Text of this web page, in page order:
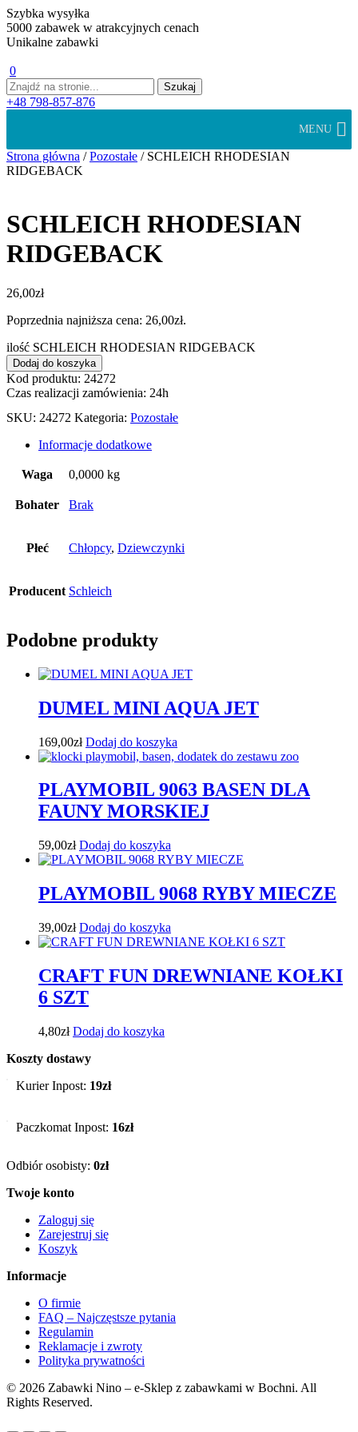
Szybka wysyłka
5000 zabawek w atrakcyjnych cenach
Unikalne zabawki
0
+48 798-857-876
MENU
Strona główna /Pozostałe / SCHLEICH RHODESIAN
RIDGEBACK
SCHLEICH RHODESIAN
RIDGEBACK
26,00zł
Poprzednia najniższa cena: 26,00zł.
ilość SCHLEICH RHODESIAN RIDGEBACK
Dodaj do koszyka
Kod produktu: 24272
Czas realizacji zamówienia: 24h
SKU: 24272 Kategoria: Pozostałe
Informacje dodatkowe
Waga 0,0000 kg
Bohater Brak
Płeć Chłopcy, Dziewczynki
Producent Schleich
Podobne produkty
DUMEL MINI AQUA JET
169,00zł Dodaj do koszyka
PLAYMOBIL 9063 BASEN DLA
FAUNY MORSKIEJ
59,00zł Dodaj do koszyka
PLAYMOBIL 9068 RYBY MIECZE
39,00zł Dodaj do koszyka
CRAFT FUN DREWNIANE KOŁKI
6 SZT
4,80zł Dodaj do koszyka
Koszty dostawy
Kurier Inpost: 19zł
Paczkomat Inpost: 16zł
Odbiór osobisty: 0zł
Twoje konto
Zaloguj się
Zarejestruj się
Koszyk
Informacje
O firmie
FAQ – Najczęstsze pytania
Regulamin
Reklamacje i zwroty
Polityka prywatności
© 2026 Zabawki Nino – e-Sklep z zabawkami w Bochni. All
Rights Reserved.